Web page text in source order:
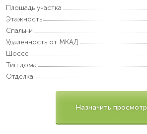
Площадь участка
Этажность
Спальни
Удаленность от МКАД
Шоссе
Тип дома
Отделка
Назначить просмотр